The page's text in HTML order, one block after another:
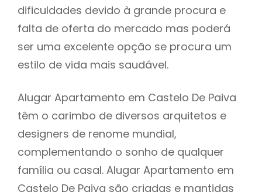
dificuldades devido à grande procura e
falta de oferta do mercado mas poderá
ser uma excelente opção se procura um
estilo de vida mais saudável.
Alugar Apartamento em Castelo De Paiva
têm o carimbo de diversos arquitetos e
designers de renome mundial,
complementando o sonho de qualquer
família ou casal. Alugar Apartamento em
Castelo De Paiva são criadas e mantidas